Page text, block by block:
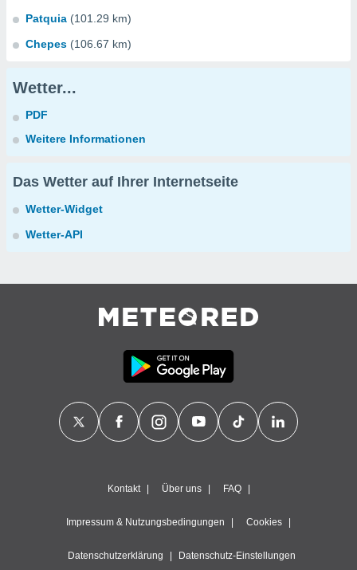
Patquia (101.29 km)
Chepes (106.67 km)
Wetter...
PDF
Weitere Informationen
Das Wetter auf Ihrer Internetseite
Wetter-Widget
Wetter-API
Kontakt Über uns FAQ
Impressum & Nutzungsbedingungen Cookies
Datenschutzerklärung Datenschutz-Einstellungen